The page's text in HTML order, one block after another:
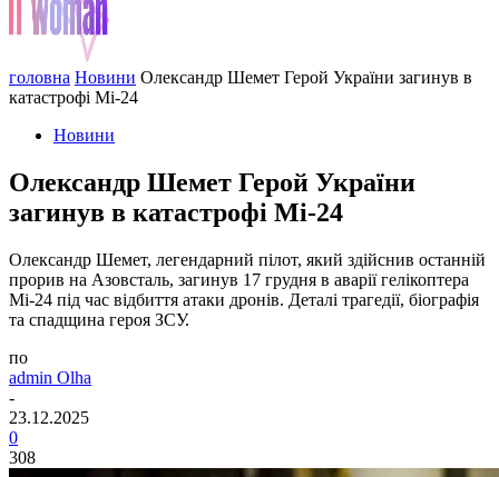
головна Новини Олександр Шемет Герой України загинув в
катастрофі Мі-24
Новини
Олександр Шемет Герой України
загинув в катастрофі Мі-24
Олександр Шемет, легендарний пілот, який здійснив останній
прорив на Азовсталь, загинув 17 грудня в аварії гелікоптера
Мі-24 під час відбиття атаки дронів. Деталі трагедії, біографія
та спадщина героя ЗСУ.
по
admin Olha
-
23.12.2025
0
308